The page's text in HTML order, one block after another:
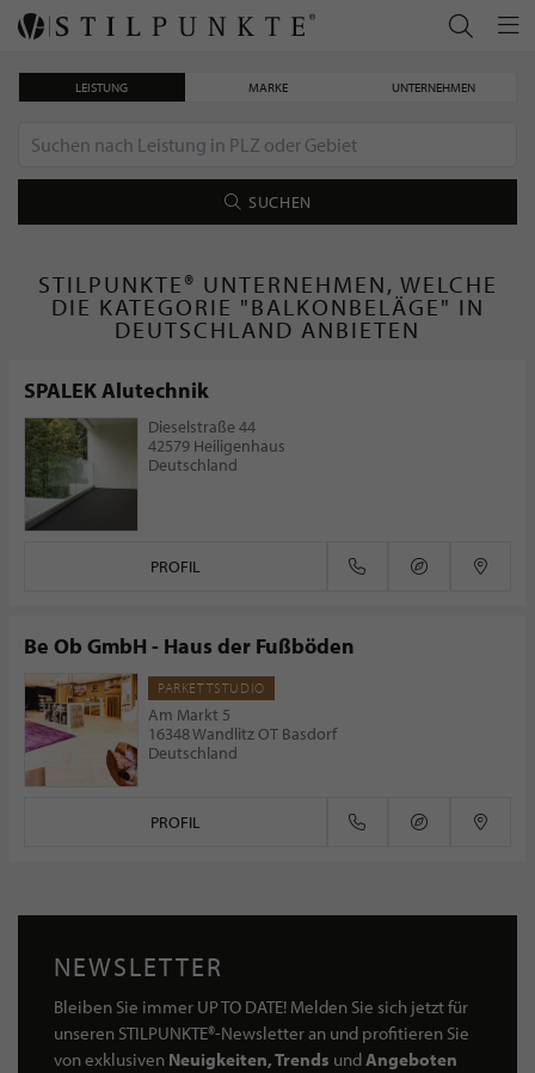
LEISTUNG MARKE UNTERNEHMEN
SUCHEN
STILPUNKTE® UNTERNEHMEN, WELCHE
DIE KATEGORIE "BALKONBELÄGE" IN
DEUTSCHLAND ANBIETEN
SPALEK Alutechnik
Dieselstraße 44
42579 Heiligenhaus
Deutschland
PROFIL
Be Ob GmbH - Haus der Fußböden
PARKETTSTUDIO
Am Markt 5
16348 Wandlitz OT Basdorf
Deutschland
PROFIL
NEWSLETTER
Bleiben Sie immer UP TO DATE! Melden Sie sich jetzt für
unseren STILPUNKTE®-Newsletter an und profitieren Sie
von exklusiven Neuigkeiten, Trends undAngeboten